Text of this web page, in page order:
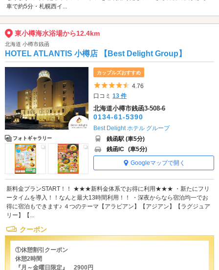
車で約5分・札幌西イ...
東小樽海水浴場から12.4km
北海道 小樽市銭函
HOTEL ATLANTIS 小樽店 【Best Delight Group】
フォトギャラリー
カップルズおすすめ
5つ星のうち4.5
4.76
口コミ13 件
北海道小樽市銭函3-508-6
0134-61-5390
Best Delight ホテル グループ
銭函駅 (車5分)
銭函IC (車5分)
Googleマップで開く
新料金プランSTART！！ ★★★新料金体系でお得に利用★★★ ・新たにフリ
ータイムを導入！！なんと最大13時間利用！！ ・深夜からなら宿泊均一でお
得に宿泊もできます♪ ４つのテーマ【アラビアン】【アジアン】【ラグジュア
リー】【...
クーポン
①休憩割引クーポン
休憩2時間
『月～金曜日限定』 2900円